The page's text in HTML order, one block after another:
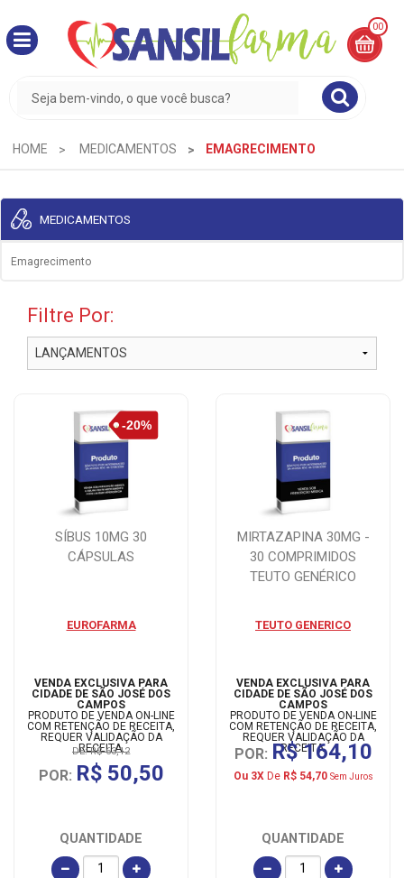
00
CESTA
R$
0,00
HOME MEDICAMENTOS EMAGRECIMENTO
MEDICAMENTOS
Emagrecimento
Filtre Por:
SÍBUS 10MG 30
CÁPSULAS
EUROFARMA
VENDA EXCLUSIVA PARA
CIDADE DE SÃO JOSÉ DOS
CAMPOS
PRODUTO DE VENDA ON-LINE
COM RETENÇÃO DE RECEITA,
REQUER VALIDAÇÃO DA
RECEITA.
DE: R$ 63,12
POR: R$ 50,50
QUANTIDADE
MIRTAZAPINA 30MG -
30 COMPRIMIDOS
TEUTO GENÉRICO
TEUTO GENERICO
VENDA EXCLUSIVA PARA
CIDADE DE SÃO JOSÉ DOS
CAMPOS
PRODUTO DE VENDA ON-LINE
COM RETENÇÃO DE RECEITA,
REQUER VALIDAÇÃO DA
RECEITA.
POR: R$ 164,10
Ou 3XDe R$ 54,70 Sem Juros
QUANTIDADE